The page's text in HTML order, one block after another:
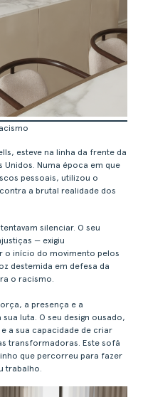
esteve na linha da frente da
Numa época em que
pessoais, utilizou o
a brutal realidade dos
silenciar. O seu
— exigiu
o início do movimento pelos
destemida em defesa da
o racismo.
a presença e a
luta. O seu design ousado,
a sua capacidade de criar
transformadoras. Este sofá
que percorreu para fazer
trabalho.